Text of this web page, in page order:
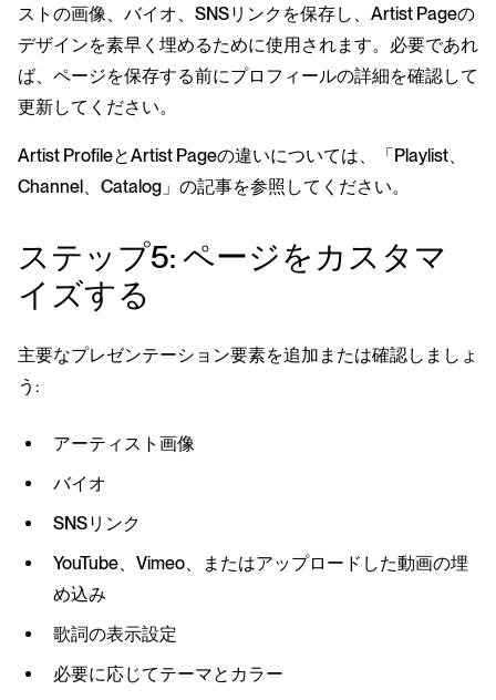
ストの画像、バイオ、SNSリンクを保存し、Artist Pageの
デザインを素早く埋めるために使用されます。必要であれ
ば、ページを保存する前にプロフィールの詳細を確認して
更新してください。
Artist ProfileとArtist Pageの違いについては、「Playlist、
Channel、Catalog」の記事を参照してください。
ステップ5: ページをカスタマ
イズする
主要なプレゼンテーション要素を追加または確認しましょ
う:
アーティスト画像
バイオ
SNSリンク
YouTube、Vimeo、またはアップロードした動画の埋
め込み
歌詞の表示設定
必要に応じてテーマとカラー